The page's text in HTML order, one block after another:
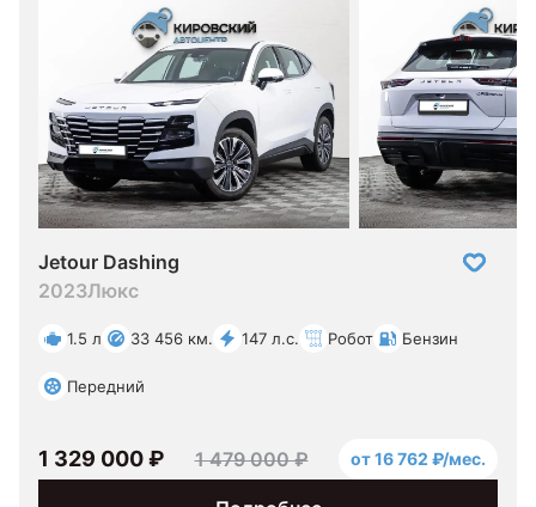
Jetour Dashing
2023Люкс
1.5 л 33 456 км. 147 л.с. Робот Бензин
Передний
1 329 000 ₽ 1 479 000 ₽ от 16 762 ₽/мес.